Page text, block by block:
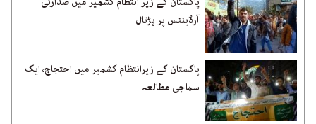
آرڈیننس پر ہڑتال
پاکستان کے زیرانتظام کشمیر میں احتجاج، ایک
سماجی مطالعہ